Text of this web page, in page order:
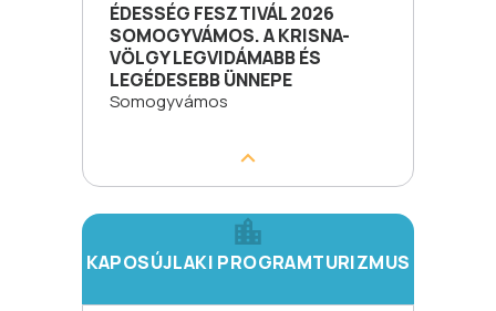
ÉDESSÉG FESZTIVÁL 2026
SOMOGYVÁMOS. A KRISNA-
VÖLGY LEGVIDÁMABB ÉS
LEGÉDESEBB ÜNNEPE
Somogyvámos
KAPOSÚJLAKI PROGRAMTURIZMUS